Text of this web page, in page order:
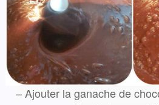
– Ajouter la ganache de